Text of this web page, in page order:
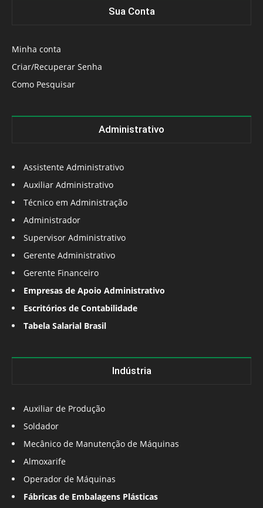
Sua Conta
Minha conta
Criar/Recuperar Senha
Como Pesquisar
Administrativo
Assistente Administrativo
Auxiliar Administrativo
Técnico em Administração
Administrador
Supervisor Administrativo
Gerente Administrativo
Gerente Financeiro
Empresas de Apoio Administrativo
Escritórios de Contabilidade
Tabela Salarial Brasil
Indústria
Auxiliar de Produção
Soldador
Mecânico de Manutenção de Máquinas
Almoxarife
Operador de Máquinas
Fábricas de Embalagens Plásticas